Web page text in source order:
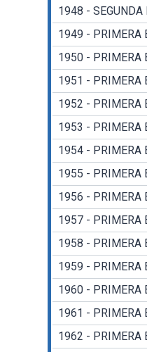
1948 - SEGUNDA
1949 - PRIMERA
1950 - PRIMERA
1951 - PRIMERA
1952 - PRIMERA
1953 - PRIMERA
1954 - PRIMERA
1955 - PRIMERA
1956 - PRIMERA
1957 - PRIMERA
1958 - PRIMERA
1959 - PRIMERA
1960 - PRIMERA
1961 - PRIMERA
1962 - PRIMERA